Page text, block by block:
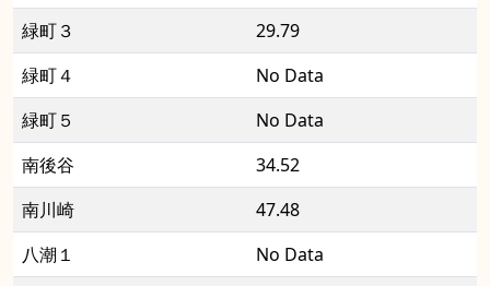
緑町３
29.79
緑町４
No Data
緑町５
No Data
南後谷
34.52
南川崎
47.48
八潮１
No Data